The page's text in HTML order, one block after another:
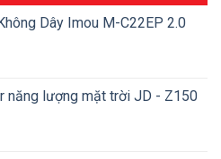
Dây Imou M-C22EP 2.0
năng lượng mặt trời JD - Z150